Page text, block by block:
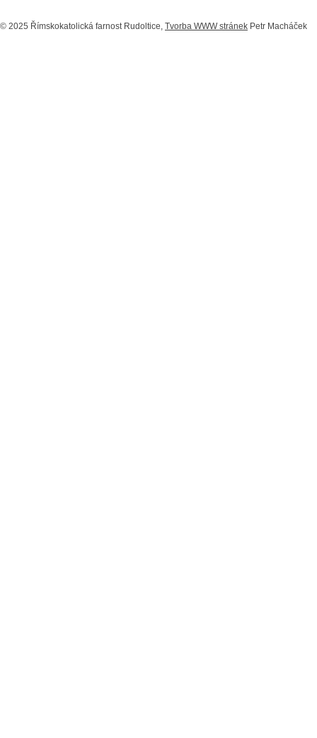
© 2025 Římskokatolická farnost Rudoltice, Tvorba WWW stránek Petr Macháček